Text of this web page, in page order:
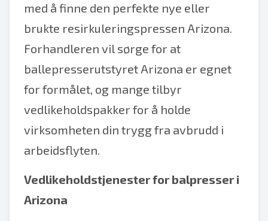
med å finne den perfekte nye eller
brukte resirkuleringspressen Arizona.
Forhandleren vil sørge for at
ballepresserutstyret Arizona er egnet
for formålet, og mange tilbyr
vedlikeholdspakker for å holde
virksomheten din trygg fra avbrudd i
arbeidsflyten.
Vedlikeholdstjenester for balpresser i
Arizona